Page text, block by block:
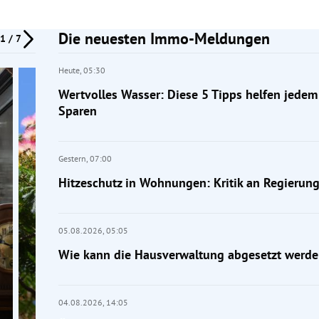
1 / 7 Die neuesten Immo-Meldungen
Heute, 05:30
Wertvolles Wasser: Diese 5 Tipps helfen
Sparen
Gestern, 07:00
Hitzeschutz in Wohnungen: Kritik an
05.08.2026, 05:05
Wie kann die Hausverwaltung abgesetzt
04.08.2026, 14:05